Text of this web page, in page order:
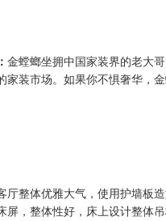
金螳螂坐拥中国家装界的老大
家装市场。如果你不惧奢华，
厅整体优雅大气，使用护墙板
屏，整体性好，床上设计整体